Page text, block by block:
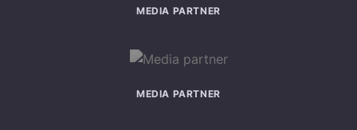
MEDIA PARTNER
MEDIA PARTNER